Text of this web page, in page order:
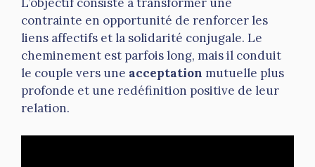
contrainte en opportunité de renforcer les
liens affectifs et la solidarité conjugale. Le
cheminement est parfois long, mais il conduit
le couple vers une acceptation mutuelle plus
profonde et une redéfinition positive de leur
relation.